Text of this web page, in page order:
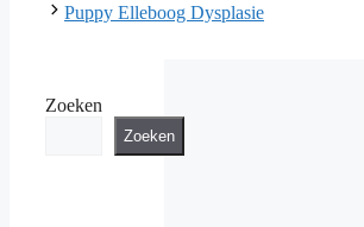
Puppy Elleboog Dysplasie
Zoeken
Zoeken